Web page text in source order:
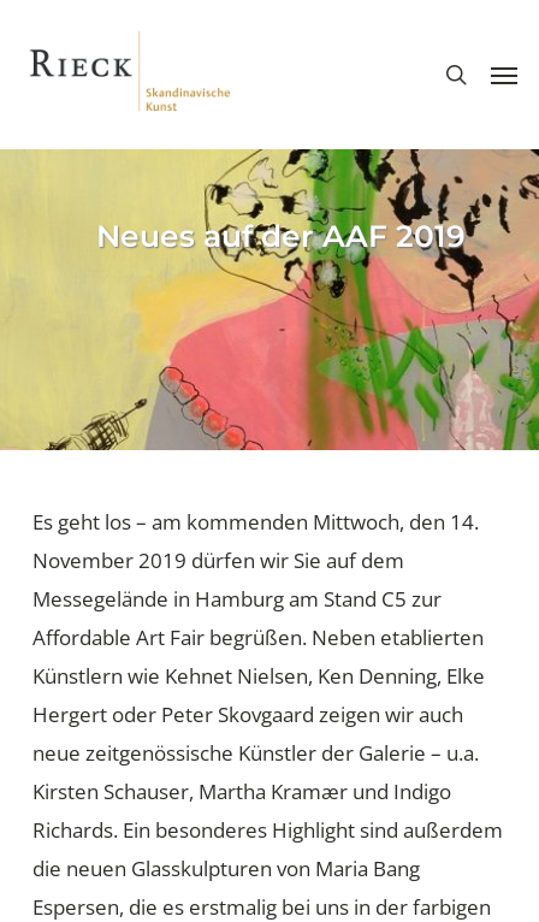
Neues auf der AAF 2019
Es geht los – am kommenden Mittwoch, den 14.
November 2019 dürfen wir Sie auf dem
Messegelände in Hamburg am Stand C5 zur
Affordable Art Fair begrüßen. Neben etablierten
Künstlern wie Kehnet Nielsen, Ken Denning, Elke
Hergert oder Peter Skovgaard zeigen wir auch
neue zeitgenössische Künstler der Galerie – u.a.
Kirsten Schauser, Martha Kramær und Indigo
Richards. Ein besonderes Highlight sind außerdem
die neuen Glasskulpturen von Maria Bang
Espersen, die es erstmalig bei uns in der farbigen